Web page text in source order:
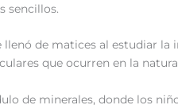
sencillos.
de matices al estudiar
que ocurren en la
de minerales, donde los